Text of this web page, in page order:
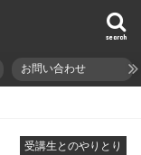
search
お問い合わせ
受講生とのやりとり